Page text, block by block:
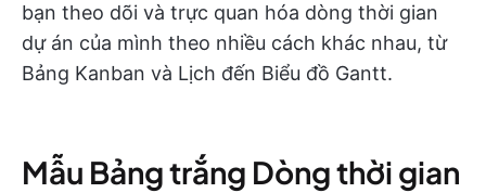
bạn theo dõi và trực quan hóa dòng thời gian
dự án của mình theo nhiều cách khác nhau, từ
Bảng Kanban và Lịch đến Biểu đồ Gantt.
Mẫu Bảng trắng Dòng thời gian